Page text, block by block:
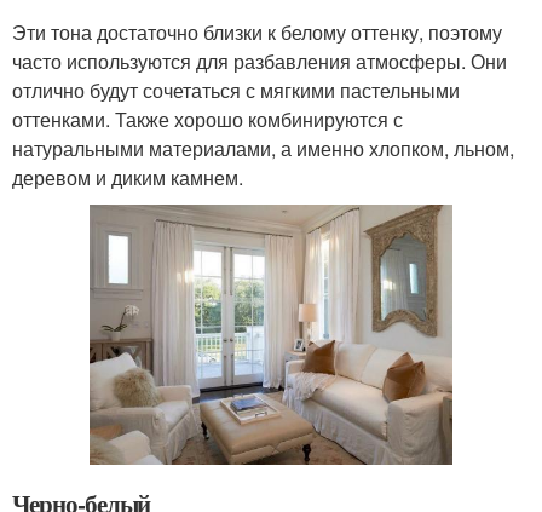
Эти тона достаточно близки к белому оттенку, поэтому
часто используются для разбавления атмосферы. Они
отлично будут сочетаться с мягкими пастельными
оттенками. Также хорошо комбинируются с
натуральными материалами, а именно хлопком, льном,
деревом и диким камнем.
Черно-белый